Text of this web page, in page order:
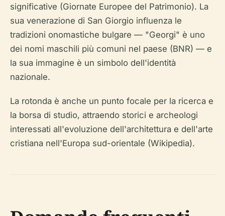
significative (Giornate Europee del Patrimonio). La
sua venerazione di San Giorgio influenza le
tradizioni onomastiche bulgare — "Georgi" è uno
dei nomi maschili più comuni nel paese (BNR) — e
la sua immagine è un simbolo dell'identità
nazionale.
La rotonda è anche un punto focale per la ricerca e
la borsa di studio, attraendo storici e archeologi
interessati all'evoluzione dell'architettura e dell'arte
cristiana nell'Europa sud-orientale (Wikipedia).